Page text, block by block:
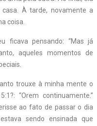
À tarde, novamente a
coisa.
ficava pensando: “Mas já
aqueles momentos de
trouxe à minha mente o
“Orem continuamente.”
ao fato de passar o dia
sendo ensinada que